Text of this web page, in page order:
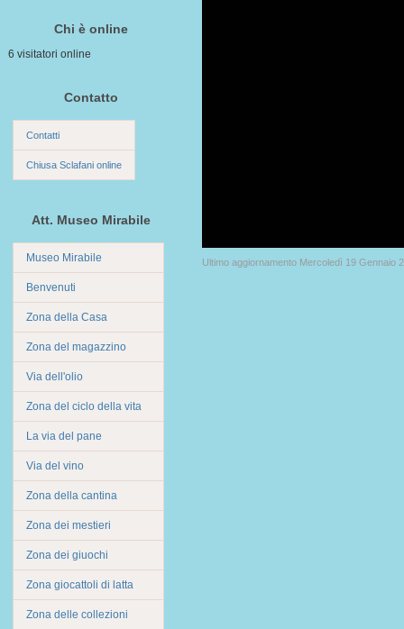
Chi è online
6 visitatori online
Contatto
Contatti
Chiusa Sclafani online
Att. Museo Mirabile
Museo Mirabile
Benvenuti
Zona della Casa
Zona del magazzino
Via dell'olio
Zona del ciclo della vita
La via del pane
Via del vino
Zona della cantina
Zona dei mestieri
Zona dei giuochi
Zona giocattoli di latta
Zona delle collezioni
Ultimo aggiornamento Mercoledì 19 Gennaio